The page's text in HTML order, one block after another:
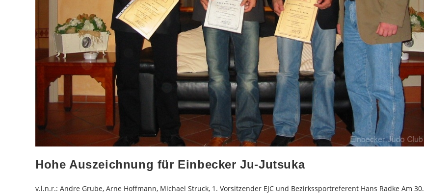
Hohe Auszeichnung für Einbecker Ju-Jutsuka
v.l.n.r.: Andre Grube, Arne Hoffmann, Michael Struck, 1. Vorsitzender EJC und Bezirkssportreferent Hans Radke Am 30.